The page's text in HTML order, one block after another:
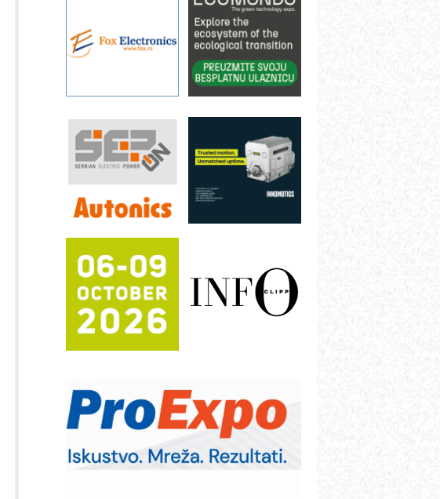
pouzdanost u transferu fluida
Filtration Group Industrial – Napredna
rešenja za filtraciju u hidrauličkim i
procesnim sistemima
RILINEX kompanije Rittal
automatizaciju
Efikasno upravljanje energijom
Automatizacija pakovanja · Display
Potpuna efikasnost bez složenih
sistema
Trajna oznaka kao dugoročna korist
Bezbednost na prvom mestu!
IB BLUMENAUER - više od 40 godina
poverenja u industriji
RMQ-TITAN ADVANCED INDICATOR
upravljanje mašinama
solarnim elektranama i vetroparkovima
Pranje točkova na gradilištu- standard
modernog i odgovornog građenja
Proizvodnja iC7 Hybrid 1500 VDC
mrežnog pretvarača sa tečnim